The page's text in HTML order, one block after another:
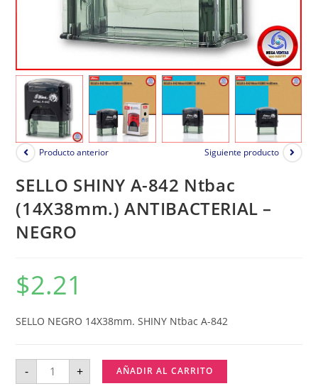
Producto anterior Siguiente producto
SELLO SHINY A-842 Ntbac
(14X38mm.) ANTIBACTERIAL –
NEGRO
$2.21
SELLO NEGRO 14X38mm. SHINY Ntbac A-842
- + AÑADIR AL CARRITO